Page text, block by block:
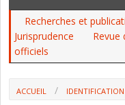
Recherches et
Jurisprudence
Revue
officiels
ACCUEIL IDENTIFICATION